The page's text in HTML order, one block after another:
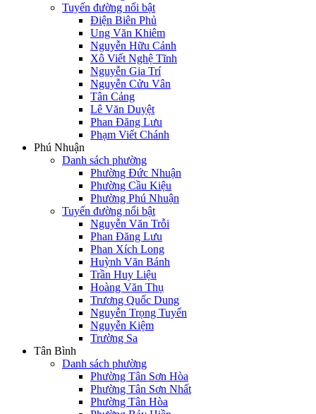
Tuyến đường nổi bật
Điện Biên Phủ
Ung Văn Khiêm
Nguyễn Hữu Cảnh
Xô Viết Nghệ Tĩnh
Nguyễn Gia Trí
Nguyễn Cửu Vân
Tân Cảng
Lê Văn Duyệt
Phan Đăng Lưu
Phạm Viết Chánh
Phú Nhuận
Danh sách phường
Phường Đức Nhuận
Phường Cầu Kiệu
Phường Phú Nhuận
Tuyến đường nổi bật
Nguyễn Văn Trỗi
Phan Đăng Lưu
Phan Xích Long
Huỳnh Văn Bánh
Trần Huy Liệu
Hoàng Văn Thụ
Trương Quốc Dung
Nguyễn Trọng Tuyển
Nguyễn Kiệm
Trường Sa
Tân Bình
Danh sách phường
Phường Tân Sơn Hòa
Phường Tân Sơn Nhất
Phường Tân Hòa